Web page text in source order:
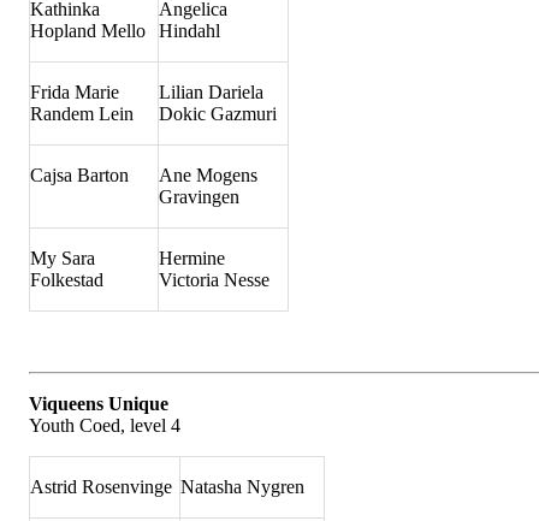
Kathinka
Hopland Mello
Angelica
Hindahl
Frida Marie
Randem Lein
Lilian Dariela
Dokic Gazmuri
Cajsa Barton
Ane Mogens
Gravingen
My Sara
Folkestad
Hermine
Victoria Nesse
Viqueens Unique
Youth Coed, level 4
Astrid Rosenvinge Natasha Nygren